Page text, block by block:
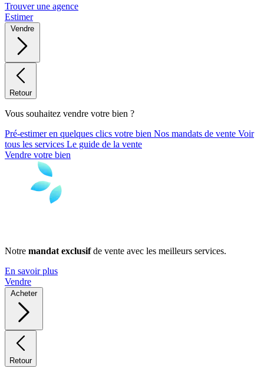
Trouver une agence
Estimer
Vendre
Retour
Vous souhaitez vendre votre bien ?
Pré-estimer en quelques clics votre bien Nos mandats de vente Voir
tous les services Le guide de la vente
Vendre votre bien
Notre mandat exclusifde vente avec les meilleurs services.
En savoir plus
Vendre
Acheter
Retour